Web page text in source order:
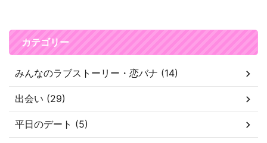
カテゴリー
みんなのラブストーリー・恋バナ (14)
出会い (29)
平日のデート (5)